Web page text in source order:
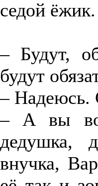
седой ёжик.
– Будут,
будут
– Надеюсь.
– А вы
дедушка,
внучка,